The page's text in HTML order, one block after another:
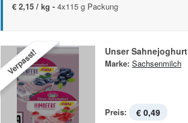
€ 2,15 / kg - 4x115 g Packung
Verpasst! Unser Sahnejoghurt
Marke: Sachsenmilch
Preis: € 0,49